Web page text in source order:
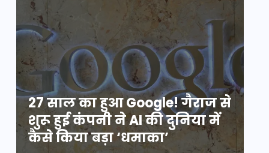
27 साल का हुआ Google! गैराज से
शुरू हुई कंपनी ने AI की दुनिया में
कैसे किया बड़ा ‘धमाका’